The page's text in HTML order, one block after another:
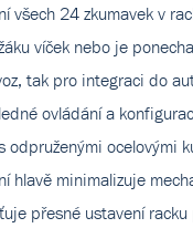
všech 24 zkumavek v
víček nebo je
tak pro integraci do
ovládání a
ocelovými
hlavě minimalizuje
přesné ustavení racku